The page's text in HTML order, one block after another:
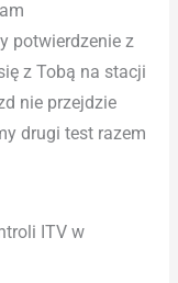
potwierdzenie z
z Tobą na stacji
nie przejdzie
drugi test razem
ITV w